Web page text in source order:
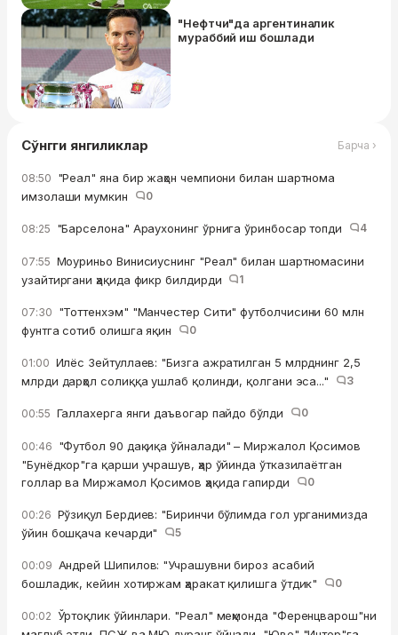
"Нефтчи"да аргентиналик
мураббий иш бошлади
Сўнгги янгиликлар Барча ›
08:50 "Реал" яна бир жаҳон чемпиони билан шартнома
имзолаши мумкин
0
08:25 "Барселона" Араухонинг ўрнига ўринбосар топди 4
07:55 Моуриньо Винисиуснинг "Реал" билан шартномасини
узайтиргани ҳақида фикр билдирди
1
07:30 "Тоттенхэм" "Манчестер Сити" футболчисини 60 млн
фунтга сотиб олишга яқин
0
01:00 Илёс Зейтуллаев: "Бизга ажратилган 5 млрднинг 2,5
млрди дарҳол солиққа ушлаб қолинди, қолгани эса..."
3
00:55 Галлахерга янги даъвогар пайдо бўлди 0
00:46 "Футбол 90 дақиқа ўйналади" – Миржалол Қосимов
"Бунёдкор"га қарши учрашув, ҳар ўйинда ўтказилаётган
голлар ва Миржамол Қосимов ҳақида гапирди
0
00:26 Рўзиқул Бердиев: "Биринчи бўлимда гол урганимизда
ўйин бошқача кечарди"
5
00:09 Андрей Шипилов: "Учрашувни бироз асабий
бошладик, кейин хотиржам ҳаракат қилишга ўтдик"
0
00:02 Ўртоқлик ўйинлари. "Реал" меҳмонда "Ференцварош"ни